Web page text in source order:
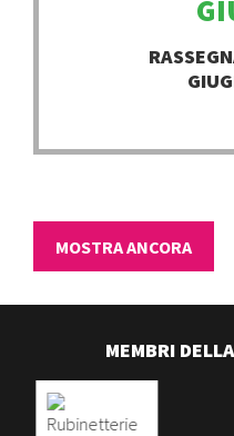
MOSTRA ANCORA
MEMBRI